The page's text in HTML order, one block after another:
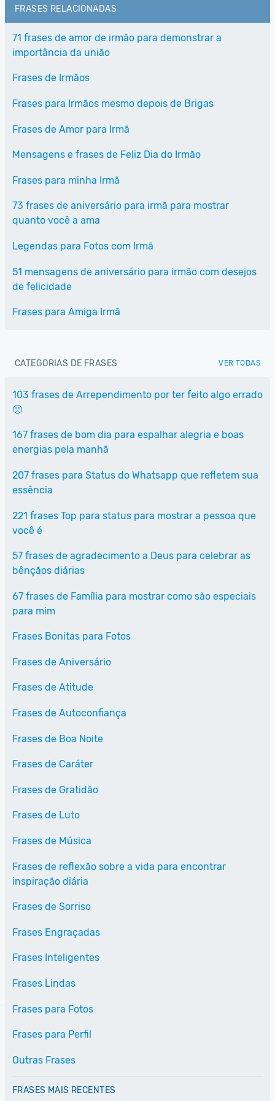
FRASES RELACIONADAS
71 frases de amor de irmão para demonstrar a
importância da união
Frases de Irmãos
Frases para Irmãos mesmo depois de Brigas
Frases de Amor para Irmã
Mensagens e frases de Feliz Dia do Irmão
Frases para minha Irmã
73 frases de aniversário para irmã para mostrar
quanto você a ama
Legendas para Fotos com Irmã
51 mensagens de aniversário para irmão com desejos
de felicidade
Frases para Amiga Irmã
CATEGORIAS DE FRASES VER TODAS
103 frases de Arrependimento por ter feito algo errado
🥺
167 frases de bom dia para espalhar alegria e boas
energias pela manhã
207 frases para Status do Whatsapp que refletem sua
essência
221 frases Top para status para mostrar a pessoa que
você é
57 frases de agradecimento a Deus para celebrar as
bênçãos diárias
67 frases de Família para mostrar como são especiais
para mim
Frases Bonitas para Fotos
Frases de Aniversário
Frases de Atitude
Frases de Autoconfiança
Frases de Boa Noite
Frases de Caráter
Frases de Gratidão
Frases de Luto
Frases de Música
Frases de reflexão sobre a vida para encontrar
inspiração diária
Frases de Sorriso
Frases Engraçadas
Frases Inteligentes
Frases Lindas
Frases para Fotos
Frases para Perfil
Outras Frases
FRASES MAIS RECENTES